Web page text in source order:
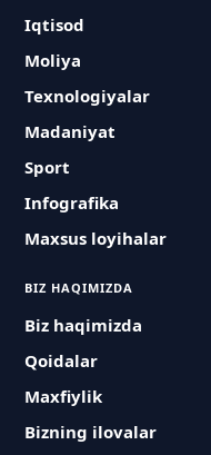
Iqtisod
Moliya
Texnologiyalar
Madaniyat
Sport
Infografika
Maxsus loyihalar
BIZ HAQIMIZDA
Biz haqimizda
Qoidalar
Maxfiylik
Bizning ilovalar